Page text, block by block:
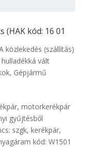
kód: 16 01
közlekedés (szállítás)
vált
, Gépjármű
motorkerékpár
gyűjtésből
szgk, kerékpár,
kód: W1501